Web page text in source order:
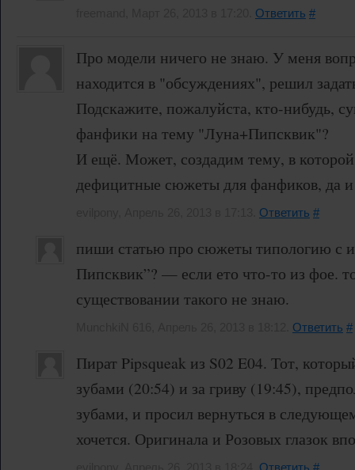
Ответить #
Про модели ничего не знаю. У меня
находится в "обсуждениях", решил
Подскажите, пожалуйста, кто-нибудь,
фанфики на тему "Луна+Пипсквик"?
И ещё. Может, создадим тему, в
дефицитные сюжеты для фанфиков, да
Ответить #
пиши статью про сюжеты типологию с
Пипсквик”? — если ето что-то из фое.
существовании такого не знаю.
Ответить #
Пират Pipsqueak из S02 E04. Тот,
зубами (20:54) и за гриву (19:45),
зубами, и просил вернуться в
хочется. Оригинала и Розовых глазок
Ответить #